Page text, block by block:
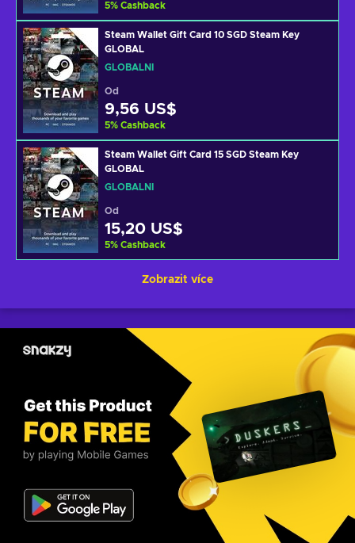
5% Cashback
Steam Wallet Gift Card 10 SGD Steam Key
GLOBAL
GLOBÁLNÍ
Od
9,56 US$
5% Cashback
Steam Wallet Gift Card 15 SGD Steam Key
GLOBAL
GLOBÁLNÍ
Od
15,20 US$
5% Cashback
Zobrazit více